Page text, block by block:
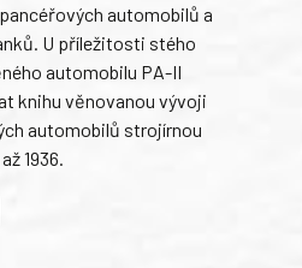
automobilů a
U příležitosti stého
automobilu PA-II
knihu věnovanou vývoji
automobilů strojírnou
1936.